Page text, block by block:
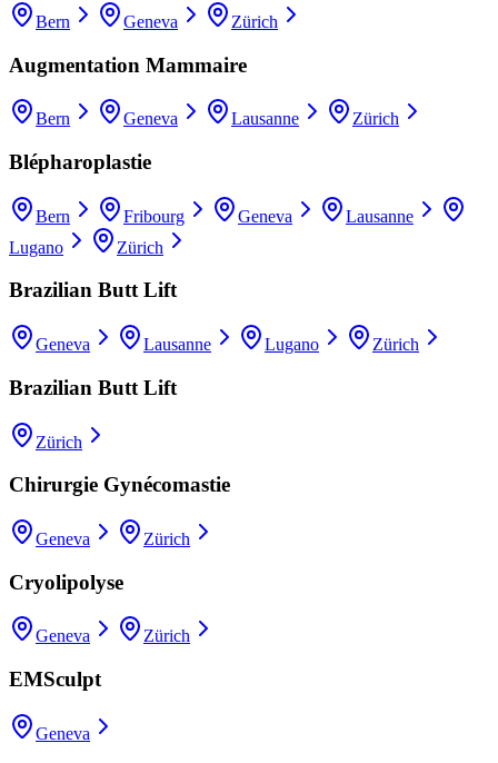
Bern Geneva Zürich
Augmentation Mammaire
Bern Geneva Lausanne Zürich
Blépharoplastie
Bern Fribourg Geneva
Lausanne
Lugano
Zürich
Brazilian Butt Lift
Geneva Lausanne Lugano Zürich
Brazilian Butt Lift
Zürich
Chirurgie Gynécomastie
Geneva Zürich
Cryolipolyse
Geneva Zürich
EMSculpt
Geneva